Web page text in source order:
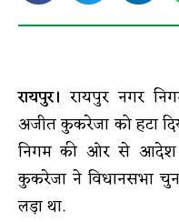
रायपुर।रायपुर नगर
अजीत कुकरेजा को हटा
निगम की ओर से आदेश
कुकरेजा ने विधानसभा
लड़ा था.